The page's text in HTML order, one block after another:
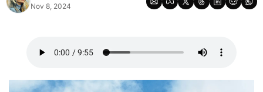
Nov 8, 2024